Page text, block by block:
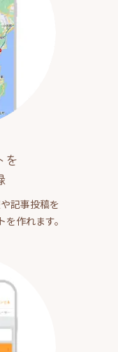
を
記事投稿を
作れます。